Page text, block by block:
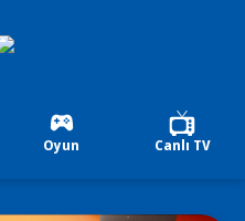
Oyun Canlı TV